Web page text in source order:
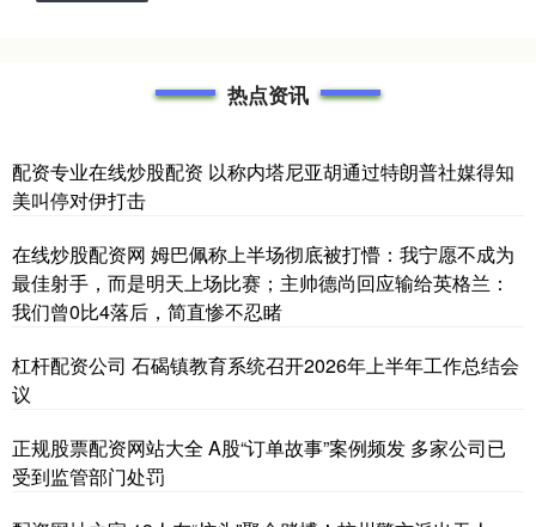
热点资讯
配资专业在线炒股配资 以称内塔尼亚胡通过特朗普社媒得知
美叫停对伊打击
在线炒股配资网 姆巴佩称上半场彻底被打懵：我宁愿不成为
最佳射手，而是明天上场比赛；主帅德尚回应输给英格兰：
我们曾0比4落后，简直惨不忍睹
杠杆配资公司 石碣镇教育系统召开2026年上半年工作总结会
议
正规股票配资网站大全 A股“订单故事”案例频发 多家公司已
受到监管部门处罚